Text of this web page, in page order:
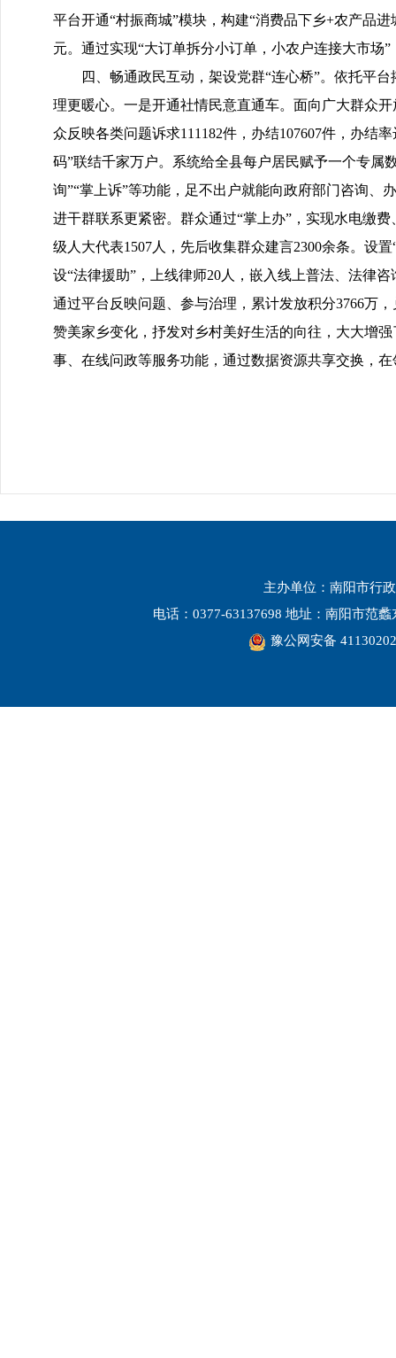
平台开通“村振商城”模块，构建“消费品下乡+农产品
元。通过实现“大订单拆分小订单，小农户连接大市场
四、畅通政民互动，架设党群“连心桥”。依托平
理更暖心。一是开通社情民意直通车。面向广大群众
众反映各类问题诉求111182件，办结107607件，办结
码”联结千家万户。系统给全县每户居民赋予一个专属
询”“掌上诉”等功能，足不出户就能向政府部门咨询
进干群联系更紧密。群众通过“掌上办”，实现水电缴
级人大代表1507人，先后收集群众建言2300余条。设
设“法律援助”，上线律师20人，嵌入线上普法、法律
通过平台反映问题、参与治理，累计发放积分3766万
赞美家乡变化，抒发对乡村美好生活的向往，大大增
事、在线问政等服务功能，通过数据资源共享交换，
主办单位：南阳市行
电话：0377-63137698 地址：南阳市范
豫公网安备